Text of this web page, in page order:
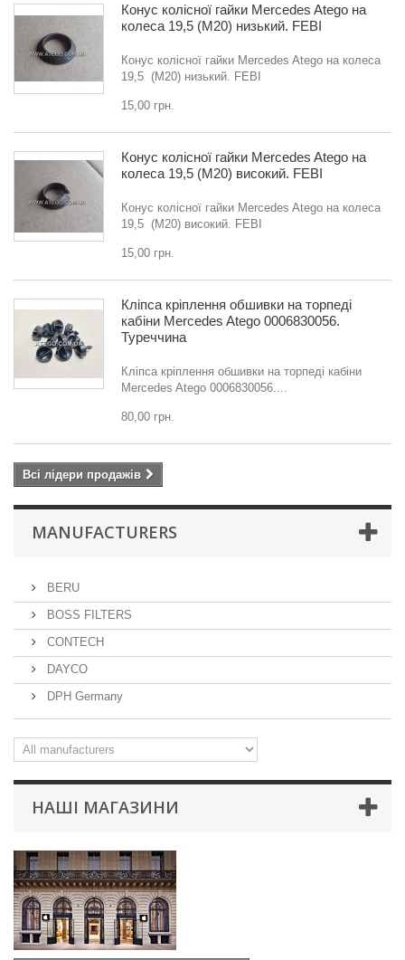
Конус колісної гайки Mercedes Atego на
колеса 19,5 (M20) низький. FEBI
Конус колісної гайки Mercedes Atego на колеса
19,5 (M20) низький. FEBI
15,00 грн.
Конус колісної гайки Mercedes Atego на
колеса 19,5 (M20) високий. FEBI
Конус колісної гайки Mercedes Atego на колеса
19,5 (M20) високий. FEBI
15,00 грн.
Кліпса кріплення обшивки на торпеді
кабіни Mercedes Atego 0006830056.
Туреччина
Кліпса кріплення обшивки на торпеді кабіни
Mercedes Atego 0006830056....
80,00 грн.
Всі лідери продажів
MANUFACTURERS
BERU
BOSS FILTERS
CONTECH
DAYCO
DPH Germany
НАШІ МАГАЗИНИ